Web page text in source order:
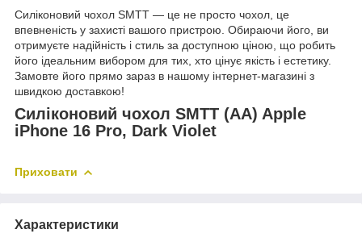
Силіконовий чохол SMTT — це не просто чохол, це
впевненість у захисті вашого пристрою. Обираючи його, ви
отримуєте надійність і стиль за доступною ціною, що робить
його ідеальним вибором для тих, хто цінує якість і естетику.
Замовте його прямо зараз в нашому інтернет-магазині з
швидкою доставкою!
Силіконовий чохол SMTT (AA) Apple
iPhone 16 Pro, Dark Violet
Приховати
Характеристики